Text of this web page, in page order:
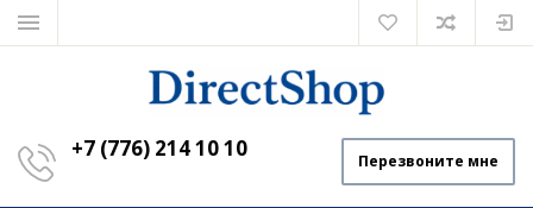
+7 (776) 214 10 10 Перезвоните мне